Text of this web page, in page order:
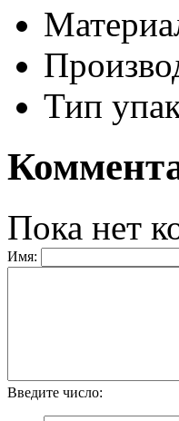
Тип
Пока нет
Имя:
Введите число: